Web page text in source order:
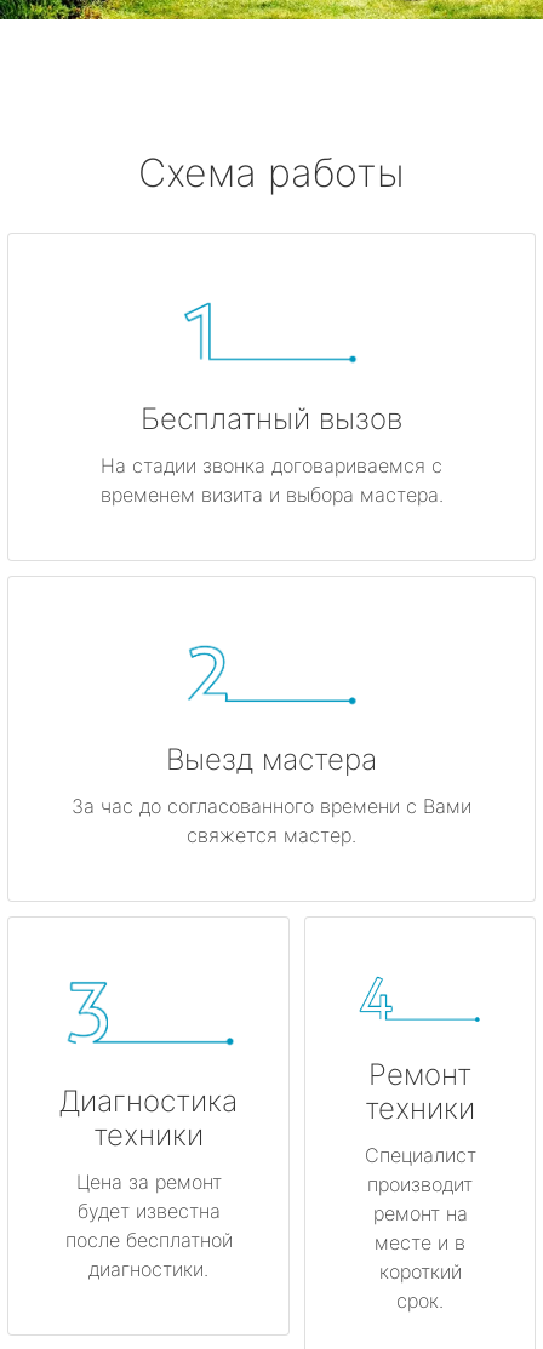
Схема работы
Бесплатный вызов
На стадии звонка договариваемся с
временем визита и выбора мастера.
Выезд мастера
За час до согласованного времени с Вами
свяжется мастер.
Диагностика
техники
Цена за ремонт
будет известна
после бесплатной
диагностики.
Ремонт
техники
Специалист
производит
ремонт на
месте и в
короткий
срок.